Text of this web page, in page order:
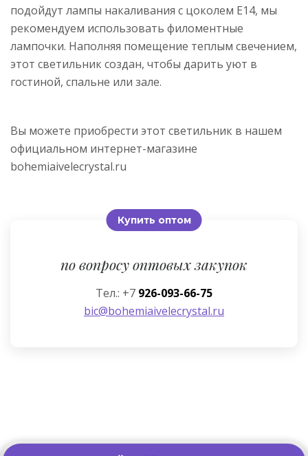
подойдут лампы накаливания с цоколем E14, мы
рекомендуем использовать филоментные
лампочки. Наполняя помещение теплым свечением,
этот светильник создан, чтобы дарить уют в
гостиной, спальне или зале.
Вы можете приобрести этот светильник в нашем
официальном интернет-магазине
bohemiaivelecrystal.ru
Купить оптом
по вопросу оптовых закупок
Тел.: +7 926-093-66-75
bic@bohemiaivelecrystal.ru